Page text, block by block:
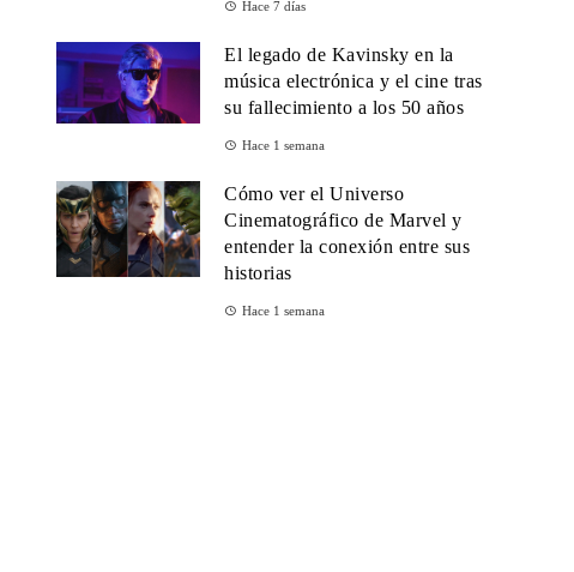
Hace 7 días
El legado de Kavinsky en la
música electrónica y el cine tras
su fallecimiento a los 50 años
Hace 1 semana
Cómo ver el Universo
Cinematográfico de Marvel y
entender la conexión entre sus
historias
Hace 1 semana